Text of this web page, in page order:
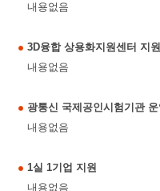
내용없음
3D융합 상용화지원센터 지원
내용없음
광통신 국제공인시험기관
내용없음
1실 1기업 지원
내용없음